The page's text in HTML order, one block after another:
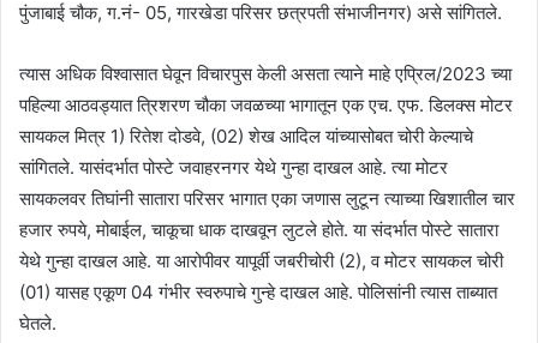
पुंजाबाई चौक, ग.नं- 05, गारखेडा परिसर छत्रपती संभाजीनगर) असे सांगितले.
त्यास अधिक विश्वासात घेवून विचारपुस केली असता त्याने माहे एप्रिल/2023 च्या
पहिल्या आठवड्यात त्रिशरण चौका जवळच्या भागातून एक एच. एफ. डिलक्स मोटर
सायकल मित्र 1) रितेश दोडवे, (02) शेख आदिल यांच्यासोबत चोरी केल्याचे
सांगितले. यासंदर्भात पोस्टे जवाहरनगर येथे गुन्हा दाखल आहे. त्या मोटर
सायकलवर तिघांनी सातारा परिसर भागात एका जणास लुटून त्याच्या खिशातील चार
हजार रुपये, मोबाईल, चाकूचा धाक दाखवून लुटले होते. या संदर्भात पोस्टे सातारा
येथे गुन्हा दाखल आहे. या आरोपीवर यापूर्वी जबरीचोरी (2), व मोटर सायकल चोरी
(01) यासह एकूण 04 गंभीर स्वरुपाचे गुन्हे दाखल आहे. पोलिसांनी त्यास ताब्यात
घेतले.